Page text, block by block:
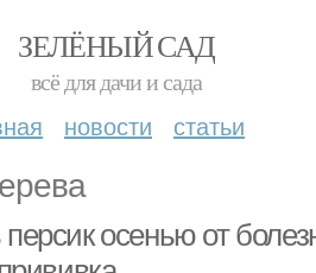
ЗЕЛЁНЫЙ САД
всё для дачи и сада
новости статьи
осенью от